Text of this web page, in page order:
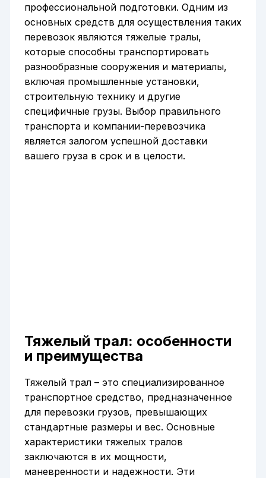
профессиональной подготовки. Одним из
основных средств для осуществления таких
перевозок являются тяжелые тралы,
которые способны транспортировать
разнообразные сооружения и материалы,
включая промышленные установки,
строительную технику и другие
специфичные грузы. Выбор правильного
транспорта и компании-перевозчика
является залогом успешной доставки
вашего груза в срок и в целости.
Тяжелый трал: особенности
и преимущества
Тяжелый трал – это специализированное
транспортное средство, предназначенное
для перевозки грузов, превышающих
стандартные размеры и вес. Основные
характеристики тяжелых тралов
заключаются в их мощности,
маневренности и надежности. Эти